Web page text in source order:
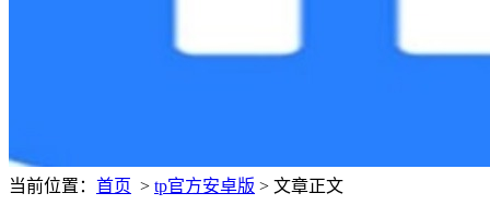
当前位置： 首页 > tp官方安卓版 > 文章正文